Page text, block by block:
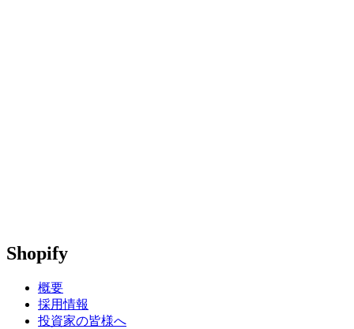
Shopify
概要
採用情報
投資家の皆様へ